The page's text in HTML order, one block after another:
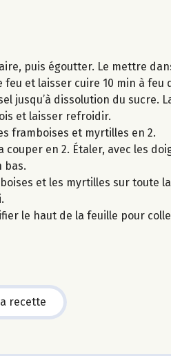
puis égoutter. Le mettre
et laisser cuire 10 min à feu
jusqu’à dissolution du
et laisser refroidir.
framboises et myrtilles en 2.
en 2. Étaler, avec les
bas.
et les myrtilles sur toute
le haut de la feuille pour
recette